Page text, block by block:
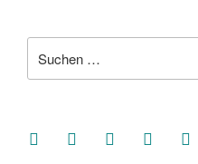
nach:
facebooksoundcloud
twitter mastodon